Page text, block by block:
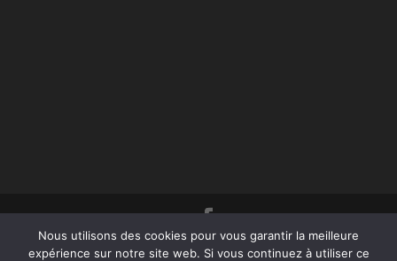
© 2023 Décors et Matières -Tous droits
Nous utilisons des cookies pour vous garantir la meilleure
expérience sur notre site web. Si vous continuez à utiliser ce